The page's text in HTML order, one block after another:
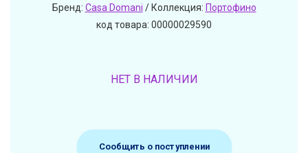
Бренд: Casa Domani / Коллекция: Портофино
код товара: 00000029590
НЕТ В НАЛИЧИИ
Сообщить о поступлении